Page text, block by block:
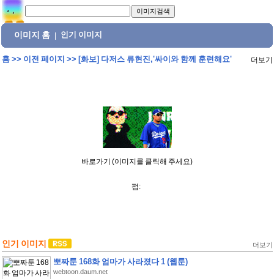
이미지 홈 인기 이미지
홈>> 이전 페이지 >> [화보] 다저스 류현진,'싸이와 함께 훈련해요' 더보기
바로가기 (이미지를 클릭해 주세요)
펌:
인기 이미지 더보기
뽀짜툰 168화 엄마가 사라졌다 1 (웹툰)
webtoon.daum.net